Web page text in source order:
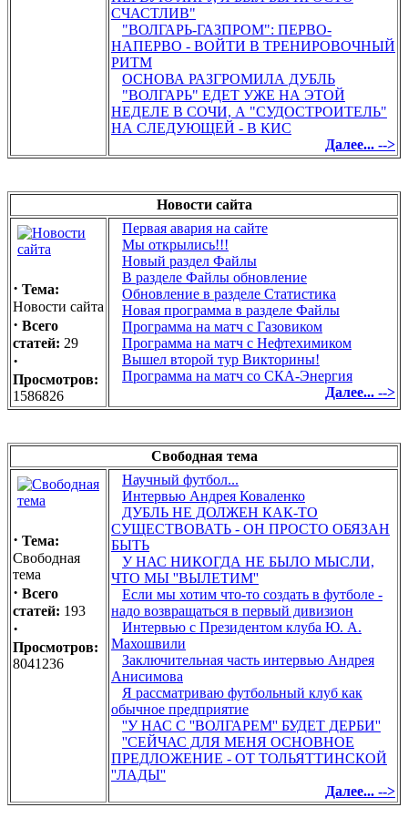
СЧАСТЛИВ"
"ВОЛГАРЬ-ГАЗПРОМ": ПЕРВО-
НАПЕРВО - ВОЙТИ В ТРЕНИРОВОЧНЫЙ
РИТМ
ОСНОВА РАЗГРОМИЛА ДУБЛЬ
"ВОЛГАРЬ" ЕДЕТ УЖЕ НА ЭТОЙ
НЕДЕЛЕ В СОЧИ, А "СУДОСТРОИТЕЛЬ"
НА СЛЕДУЮЩЕЙ - В КИС
Далее... -->
Новости сайта
· Тема:
Новости сайта
· Всего
статей: 29
·
Просмотров:
1586826
Первая авария на сайте
Мы открылись!!!
Новый раздел Файлы
В разделе Файлы обновление
Обновление в разделе Статистика
Новая программа в разделе Файлы
Программа на матч с Газовиком
Программа на матч с Нефтехимиком
Вышел второй тур Викторины!
Программа на матч со СКА-Энергия
Далее... -->
Свободная тема
· Тема:
Свободная
тема
· Всего
статей: 193
·
Просмотров:
8041236
Научный футбол...
Интервью Андрея Коваленко
ДУБЛЬ НЕ ДОЛЖЕН КАК-ТО
СУЩЕСТВОВАТЬ - ОН ПРОСТО ОБЯЗАН
БЫТЬ
У НАС НИКОГДА НЕ БЫЛО МЫСЛИ,
ЧТО МЫ ''ВЫЛЕТИМ''
Если мы хотим что-то создать в футболе -
надо возвращаться в первый дивизион
Интервью с Президентом клуба Ю. А.
Махошвили
Заключительная часть интервью Андрея
Анисимова
Я рассматриваю футбольный клуб как
обычное предприятие
''У НАС С ''ВОЛГАРЕМ'' БУДЕТ ДЕРБИ''
''СЕЙЧАС ДЛЯ МЕНЯ ОСНОВНОЕ
ПРЕДЛОЖЕНИЕ - ОТ ТОЛЬЯТТИНСКОЙ
''ЛАДЫ''
Далее... -->